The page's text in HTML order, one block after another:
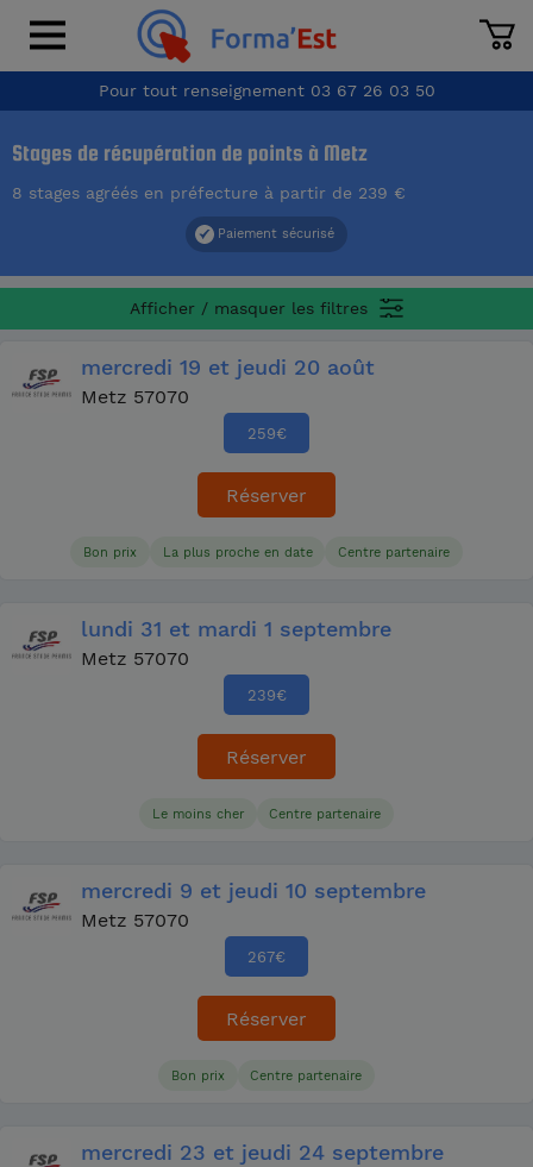
Pour tout renseignement 03 67 26 03 50
Stages de récupération de points à Metz
8 stages agréés en préfecture à partir de 239 €
Paiement sécurisé
Afficher / masquer les filtres
mercredi 19 et jeudi 20 août
Metz 57070
259€
Réserver
Bon prix La plus proche en date Centre partenaire
lundi 31 et mardi 1 septembre
Metz 57070
239€
Réserver
Le moins cher Centre partenaire
mercredi 9 et jeudi 10 septembre
Metz 57070
267€
Réserver
Bon prix Centre partenaire
mercredi 23 et jeudi 24 septembre